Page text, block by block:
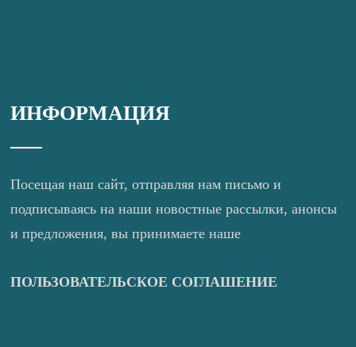
ИНФОРМАЦИЯ
Посещая наш сайт, отправляя нам письмо и
подписываясь на наши новостные рассылки, анонсы
и предложения, вы принимаете наше
ПОЛЬЗОВАТЕЛЬСКОЕ СОГЛАШЕНИЕ